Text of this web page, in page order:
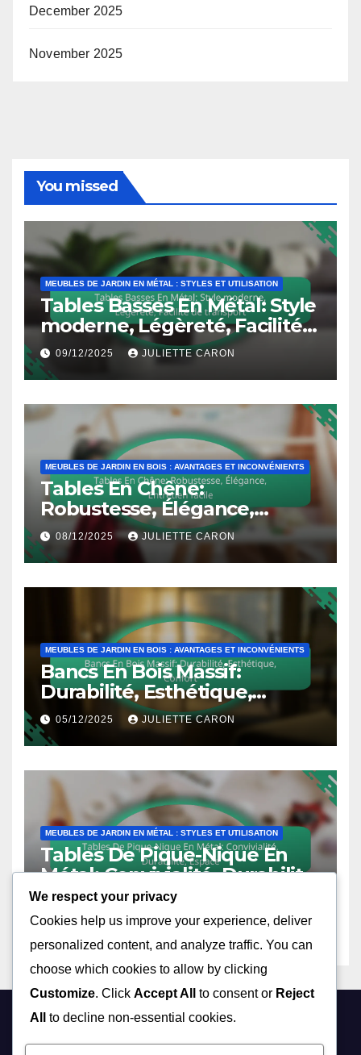
December 2025
November 2025
You missed
MEUBLES DE JARDIN EN MÉTAL : STYLES ET UTILISATION
Tables Basses En Métal: Style
moderne, Légèreté, Facilité
de transport
09/12/2025 JULIETTE CARON
MEUBLES DE JARDIN EN BOIS : AVANTAGES ET INCONVÉNIENTS
Tables En Chêne:
Robustesse, Élégance,
Entretien facile
08/12/2025 JULIETTE CARON
MEUBLES DE JARDIN EN BOIS : AVANTAGES ET INCONVÉNIENTS
Bancs En Bois Massif:
Durabilité, Esthétique,
Confort
05/12/2025 JULIETTE CARON
MEUBLES DE JARDIN EN MÉTAL : STYLES ET UTILISATION
Tables De Pique-Nique En
Métal: Convivialité, Durabilité,
Espace
05/12/2025 JULIETTE CARON
rdesjardins.com
We respect your privacy
Cookies help us improve your experience, deliver
personalized content, and analyze traffic. You can
choose which cookies to allow by clicking
Customize. Click Accept All to consent or Reject
All
to decline non-essential cookies.